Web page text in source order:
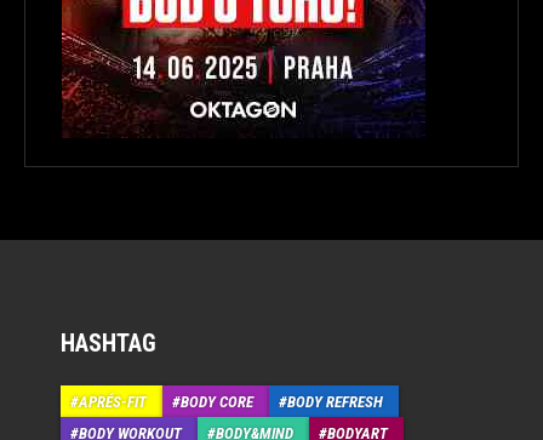
HASHTAG
APRÉS-FIT BODY CORE
BODY REFRESH
BODY WORKOUT
BODY&MIND
BODYART